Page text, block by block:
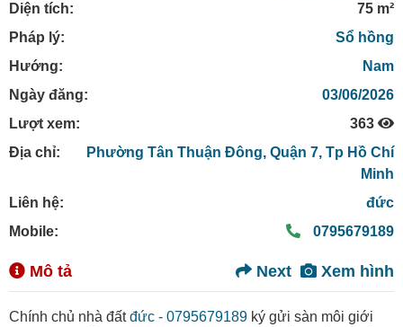
Diện tích:
75 m²
Pháp lý:
Sổ hồng
Hướng:
Nam
Ngày đăng:
03/06/2026
Lượt xem:
363
Địa chỉ:
Phường Tân Thuận Đông, Quận 7, Tp Hồ Chí
Minh
Liên hệ:
đức
Mobile:
0795679189
Mô tả Xem hình
Next
Chính chủ nhà đấtđức - 0795679189 ký gửi sàn môi giới